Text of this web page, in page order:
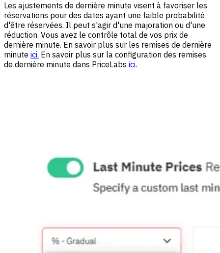
Les ajustements de dernière minute visent à favoriser les
réservations pour des dates ayant une faible probabilité
d'être réservées. Il peut s'agir d'une majoration ou d'une
réduction. Vous avez le contrôle total de vos prix de
dernière minute. En savoir plus sur les remises de dernière
minute ici. En savoir plus sur la configuration des remises
de dernière minute dans PriceLabs ici.